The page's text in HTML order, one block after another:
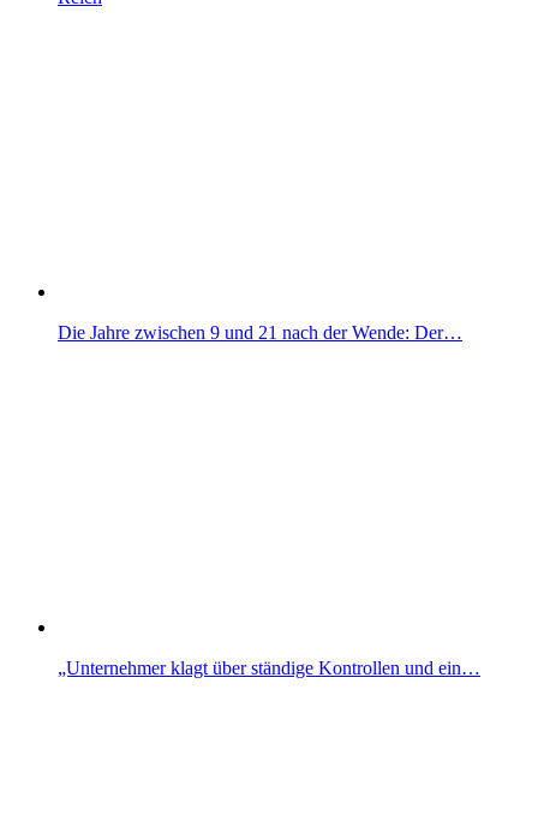
Die Jahre zwischen 9 und 21 nach der Wende: Der…
„Unternehmer klagt über ständige Kontrollen und ein…